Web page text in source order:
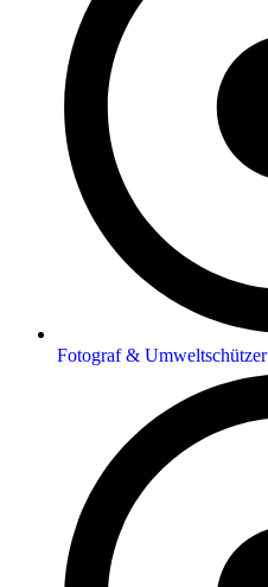
Fotograf & Umweltschützer